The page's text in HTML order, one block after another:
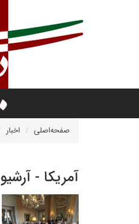
صفحه‌اصلی اخبار
آمریکا - آرشیو